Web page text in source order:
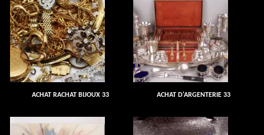
ACHAT RACHAT BIJOUX 33 ACHAT D'ARGENTERIE 33